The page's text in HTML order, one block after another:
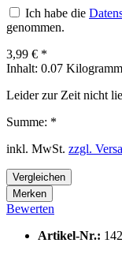
Ich habe die
genommen.
3,99 € *
Inhalt: 0.07
Leider zur Zeit nicht
Summe: *
inkl. MwSt. zzgl.
Vergleichen
Merken
Bewerten
Artikel-Nr.: